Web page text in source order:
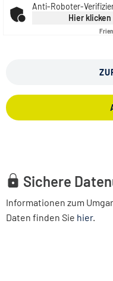
Anti-Roboter-
Hier klicken
Sichere
Informationen zum
Daten finden Sie hier.